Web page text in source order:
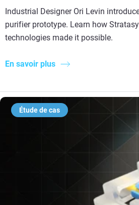
Industrial Designer Ori Levin
purifier prototype. Learn how
technologies made it possible.
En savoir plus
Étude de cas